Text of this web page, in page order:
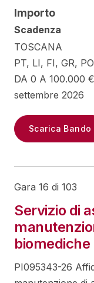
Importo
Scadenza
TOSCANA
PT, LI, FI, GR,
DA 0 A 100.000 €
settembre 2026
Scarica Bando
Gara 16 di 103
Servizio di
biomediche
PI095343-26